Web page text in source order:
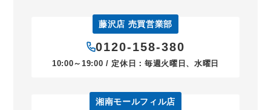
藤沢店 売買営業部
0120-158-380
10:00～19:00 / 定休日：毎週火曜日、水曜日
湘南モールフィル店